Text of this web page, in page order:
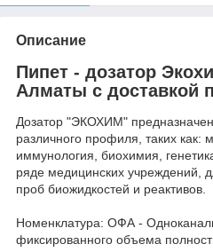
Описание
Пипет - дозатор
Алматы с доставкой
Дозатор "ЭКОХИМ"
различного профиля, таких как:
иммунология, биохимия,
ряде медицинских учреждений,
проб биожидкостей и реактивов.
Номенклатура: ОФА -
фиксированного объема